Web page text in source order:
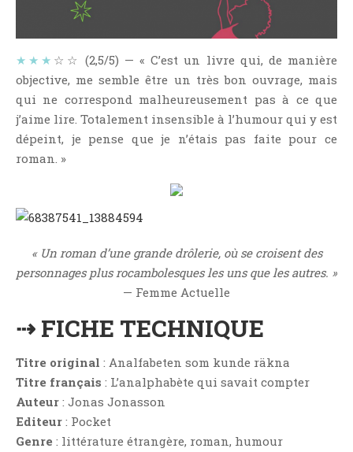
SWAPS & CHALLENGES
LES TAGS
QUI SOMMES-NOUS ?
CONCOURS
LIENS
CATÉGORIES
Articles De Steven
Aventure
Bande Dessinée
Bibliothèque De A À Z
Bilan
★★★ ☆☆ (2,5/5) — « C’est un livre qui, de manière
objective, me semble être un très bon ouvrage, mais
qui ne correspond malheureusement pas à ce que
j’aime lire. Totalement insensible à l’humour qui y est
dépeint, je pense que je n’étais pas faite pour ce
roman. »
« Un roman d’une grande drôlerie, où se croisent des
personnages plus rocambolesques les uns que les autres. »
— Femme Actuelle
⇢ FICHE TECHNIQUE
Titre original : Analfabeten som kunde räkna
Titre français : L’analphabète qui savait compter
Auteur : Jonas Jonasson
Editeur : Pocket
Genre : littérature étrangère, roman, humour